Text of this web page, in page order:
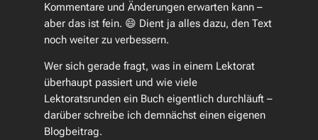
Kommentare und Änderungen erwarten kann –
aber das ist fein. 😄 Dient ja alles dazu, den Text
noch weiter zu verbessern.
Wer sich gerade fragt, was in einem Lektorat
überhaupt passiert und wie viele
Lektoratsrunden ein Buch eigentlich durchläuft –
darüber schreibe ich demnächst einen eigenen
Blogbeitrag.